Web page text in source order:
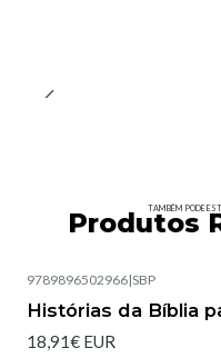
TAMBÉM PODE
Produtos
9789896502966|SBP
Histórias da Bíblia
18,91€ EUR